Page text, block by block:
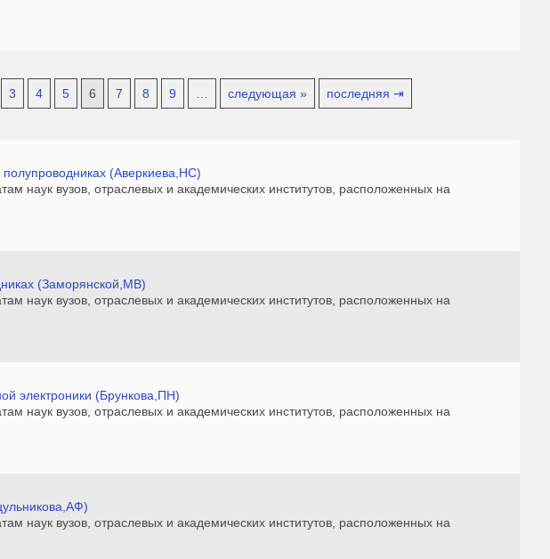
3 4 5 6 7 8 9 следующая » последняя ⇥
полупроводниках (Аверкиева,НС)
наук вузов, отраслевых и академических институтов, расположенных на
(Заморянской,МВ)
наук вузов, отраслевых и академических институтов, расположенных на
электроники (Брункова,ПН)
наук вузов, отраслевых и академических институтов, расположенных на
наук вузов, отраслевых и академических институтов, расположенных на